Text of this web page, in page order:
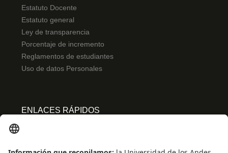
Estatuto Docente
Estatuto general
Ley de transparencia
Porcentaje de incremento
Reglamentos de estudiantes
Uso de datos Personales
ENLACES RÁPIDOS